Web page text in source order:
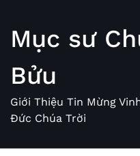
content
Mục sư
Bửu
Giới Thiệu Tin Mừng
Đức Chúa Trời